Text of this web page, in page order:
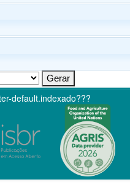
default.indexado???